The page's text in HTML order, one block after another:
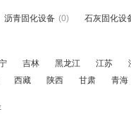
沥青固化设备 (0) 石灰固化设
吉林 黑龙江 江苏
西藏 陕西 甘肃 青海